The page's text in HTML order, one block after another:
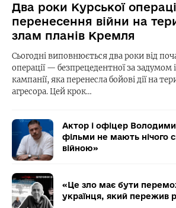
Два роки Курської
перенесення війни на
злам планів Кремля
Сьогодні виповнюється два роки від
операції — безпрецедентної за
кампанії, яка перенесла бойові дії на
агресора. Цей крок…
Актор і офіцер
фільми не мають нічого
війною»
«Це зло має бути
українця, який пережив